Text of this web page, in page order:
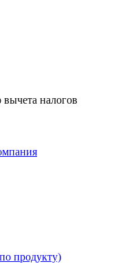
вычета налогов
продукту)